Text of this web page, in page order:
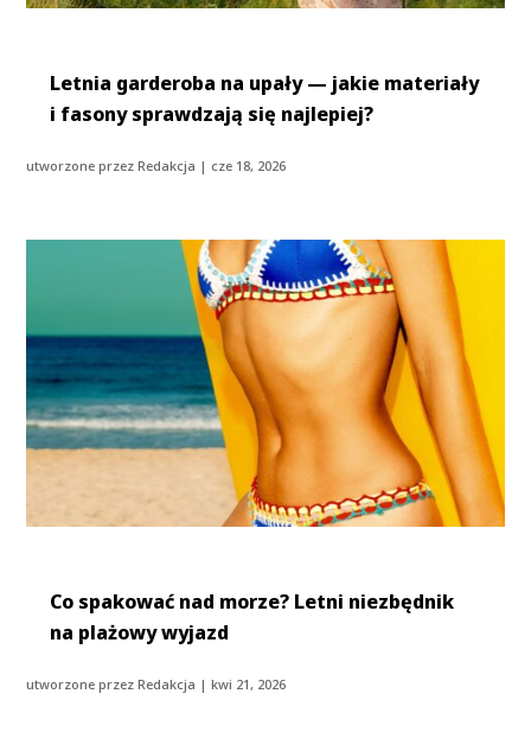
Letnia garderoba na upały — jakie materiały
i fasony sprawdzają się najlepiej?
utworzone przezRedakcja | cze 18, 2026
Co spakować nad morze? Letni niezbędnik
na plażowy wyjazd
utworzone przezRedakcja |kwi 21, 2026